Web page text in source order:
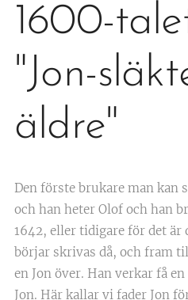
1600-
"Jon-
äldre"
Den förste brukare man kan
och han heter Olof och han
1642, eller tidigare för det är
börjar skrivas då, och fram
en Jon över. Han verkar få
Jon. Här kallar vi fader Jon